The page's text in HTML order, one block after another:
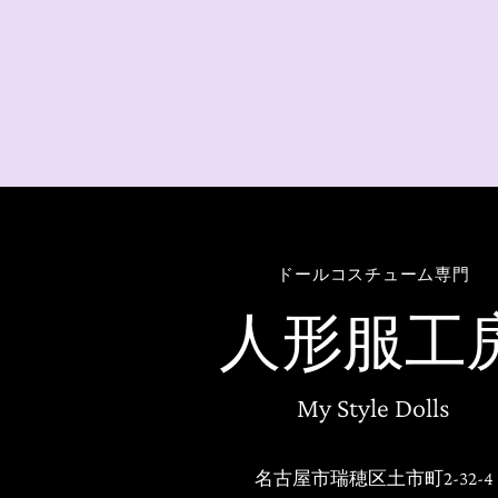
ドールコスチューム専門
人形服工
My Style Dolls
名古屋市瑞穂区土市町2-32-4